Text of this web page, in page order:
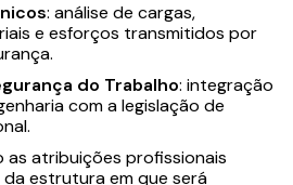
: análise de cargas,
e esforços transmitidos por
do Trabalho: integração
com a legislação de
as atribuições profissionais
estrutura em que será